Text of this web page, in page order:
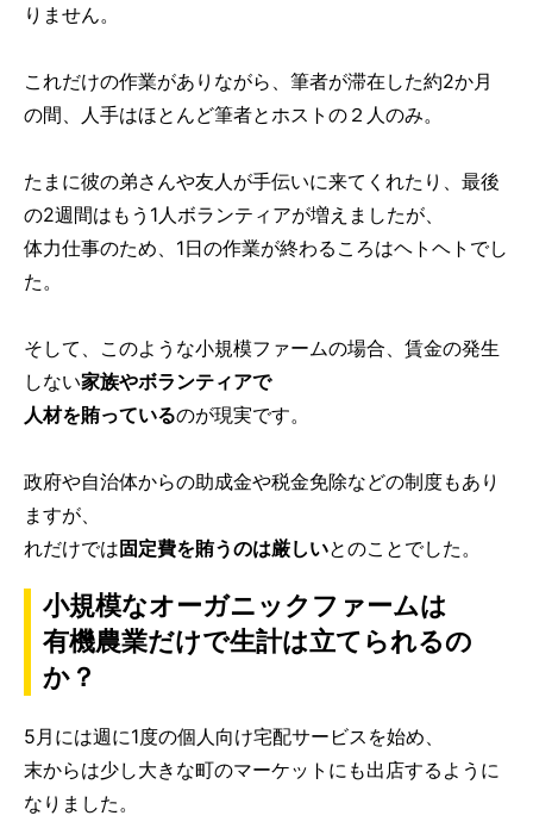
りません。
これだけの作業がありながら、筆者が滞在した約2か月
の間、人手はほとんど筆者とホストの２人のみ。
たまに彼の弟さんや友人が手伝いに来てくれたり、最後
の2週間はもう1人ボランティアが増えましたが、
体力仕事のため、1日の作業が終わるころはヘトヘトでし
た。
そして、このような小規模ファームの場合、賃金の発生
しない家族やボランティアで
人材を賄っているのが現実です。
政府や自治体からの助成金や税金免除などの制度もあり
ますが、
れだけでは固定費を賄うのは厳しいとのことでした。
小規模なオーガニックファームは
有機農業だけで生計は立てられるの
か？
5月には週に1度の個人向け宅配サービスを始め、
末からは少し大きな町のマーケットにも出店するように
なりました。